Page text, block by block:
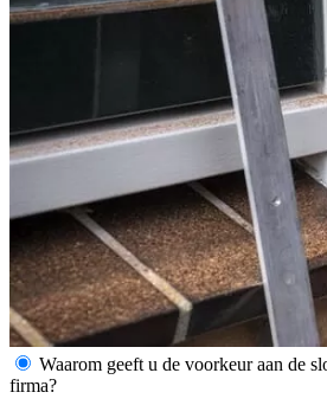
Waarom geeft u de voorkeur aan de
firma?